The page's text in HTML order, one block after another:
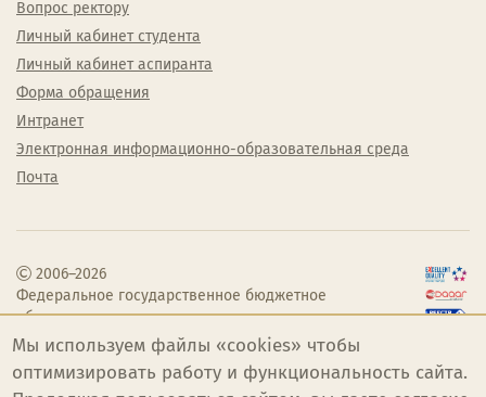
Вопрос ректору
Личный кабинет студента
Личный кабинет аспиранта
Форма обращения
Интранет
Электронная информационно-образовательная среда
Почта
2006–2026
Федеральное государственное бюджетное
образовательное учреждение высшего
образования «Челябинский государственный
институт культуры»
Мы используем файлы «cookies» чтобы
оптимизировать работу и функциональность сайта.